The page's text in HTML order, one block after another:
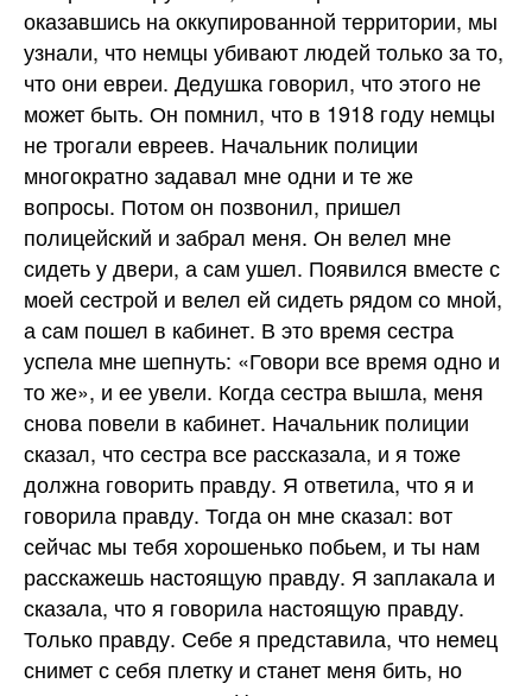
оказавшись на оккупированной территории, мы
узнали, что немцы убивают людей только за то,
что они евреи. Дедушка говорил, что этого не
может быть. Он помнил, что в 1918 году немцы
не трогали евреев. Начальник полиции
многократно задавал мне одни и те же
вопросы. Потом он позвонил, пришел
полицейский и забрал меня. Он велел мне
сидеть у двери, а сам ушел. Появился вместе с
моей сестрой и велел ей сидеть рядом со мной,
а сам пошел в кабинет. В это время сестра
успела мне шепнуть: «Говори все время одно и
то же», и ее увели. Когда сестра вышла, меня
снова повели в кабинет. Начальник полиции
сказал, что сестра все рассказала, и я тоже
должна говорить правду. Я ответила, что я и
говорила правду. Тогда он мне сказал: вот
сейчас мы тебя хорошенько побьем, и ты нам
расскажешь настоящую правду. Я заплакала и
сказала, что я говорила настоящую правду.
Только правду. Себе я представила, что немец
снимет с себя плетку и станет меня бить, но